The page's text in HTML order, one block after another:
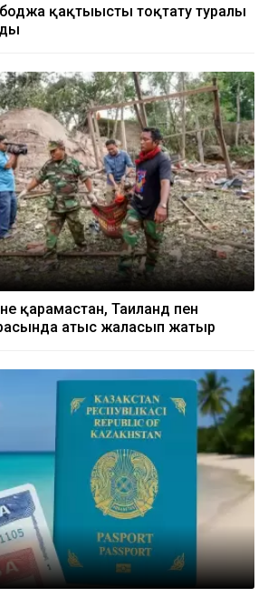
қақтығысты тоқтату туралы
қарамастан, Таиланд пен
атыс жалғасып жатыр